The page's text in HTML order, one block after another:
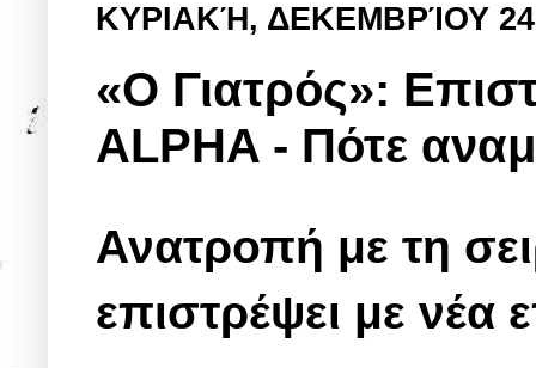
ΚΥΡΙΑΚΉ, ΔΕΚΕΜΒΡΊΟΥ 24
«Ο Γιατρός»:
ALPHA - Πότε
Ανατροπή με τη
επιστρέψει με νέα